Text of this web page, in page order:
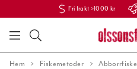
Fri frakt >1000 kr
Hem Fiskemetoder Abborrfiske